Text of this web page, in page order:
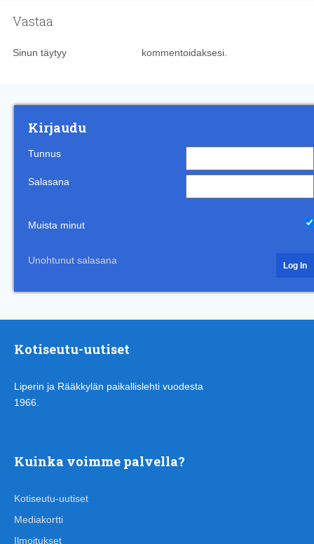
Vastaa
Sinun täytyy kommentoidaksesi.
Kirjaudu
Tunnus
Salasana
Muista minut
Unohtunut salasana
Kotiseutu-uutiset
Liperin ja Rääkkylän paikallislehti vuodesta
1966.
Kuinka voimme palvella?
Kotiseutu-uutiset
Mediakortti
Ilmoitukset